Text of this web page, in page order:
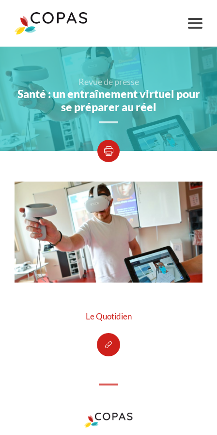
Revue de presse
Santé : un entraînement virtuel pour
se préparer au réel
Le Quotidien